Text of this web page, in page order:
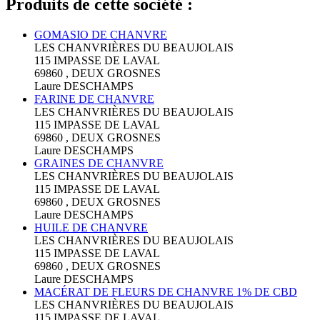
Produits de cette société :
GOMASIO DE CHANVRE
LES CHANVRIÈRES DU BEAUJOLAIS
115 IMPASSE DE LAVAL
69860 , DEUX GROSNES
Laure DESCHAMPS
FARINE DE CHANVRE
LES CHANVRIÈRES DU BEAUJOLAIS
115 IMPASSE DE LAVAL
69860 , DEUX GROSNES
Laure DESCHAMPS
GRAINES DE CHANVRE
LES CHANVRIÈRES DU BEAUJOLAIS
115 IMPASSE DE LAVAL
69860 , DEUX GROSNES
Laure DESCHAMPS
HUILE DE CHANVRE
LES CHANVRIÈRES DU BEAUJOLAIS
115 IMPASSE DE LAVAL
69860 , DEUX GROSNES
Laure DESCHAMPS
MACÉRAT DE FLEURS DE CHANVRE 1% DE CBD
LES CHANVRIÈRES DU BEAUJOLAIS
115 IMPASSE DE LAVAL